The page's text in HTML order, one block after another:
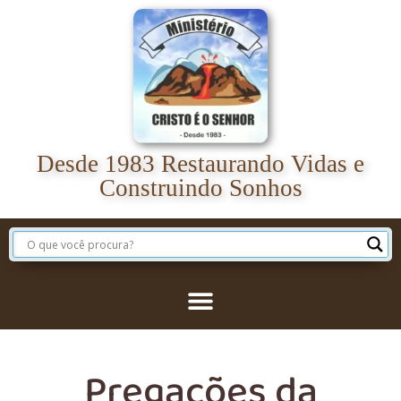
Desde 1983 Restaurando Vidas e
Construindo Sonhos